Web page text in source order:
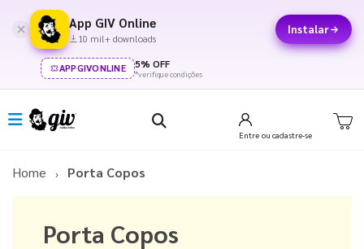
App GIV Online
10 mil+ downloads
Instalar
APPGIVONLINE 5% OFF
*verifique condições
Entre ou cadastre-se
Home Porta Copos
Porta Copos